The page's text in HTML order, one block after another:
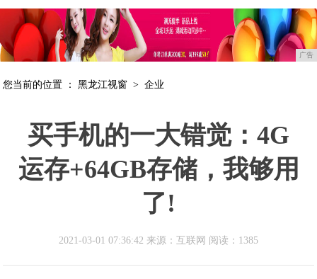
广告
您当前的位置 ：黑龙江视窗 >企业
买手机的一大错觉：4G
运存+64GB存储，我够用
了!
2021-03-01 07:36:42 来源：互联网 阅读：1385